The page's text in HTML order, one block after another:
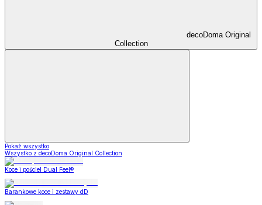
decoDoma Original
Collection
Pokaż wszystko
Wszystko z decoDoma Original Collection
Koce i pościel Dual Feel®
Barankowe koce i zestawy dD